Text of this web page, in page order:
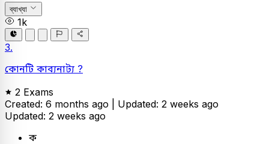
ব্যাখ্যা
1k
3.
কোনটি কাব্যনাট্য ?
2 Exams
Created: 6 months ago | Updated: 2 weeks ago
Updated: 2 weeks ago
ক